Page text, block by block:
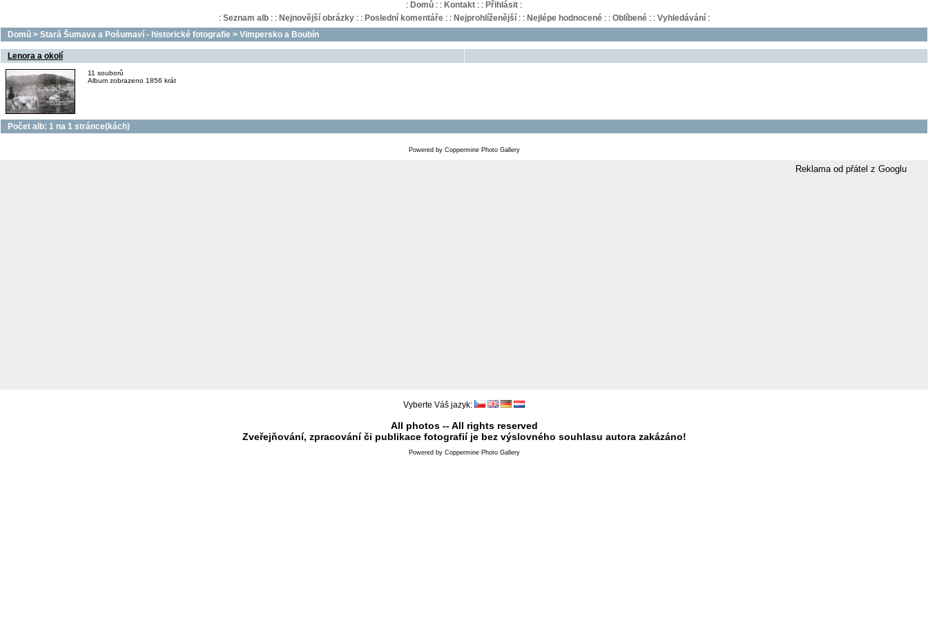
: Domů : : Kontakt : : Přihlásit :
: Seznam alb: : Nejnovější obrázky: : Poslední komentáře: : Nejprohlíženější: : Nejlépe hodnocené: : Oblíbené: : Vyhledávání:
Domů > Stará Šumava a Pošumaví - historické fotografie > Vimpersko a Boubín
Lenora a okolí
11 souborů
Album zobrazeno 1856 krát
Počet alb: 1 na 1 stránce(kách)
Powered by Coppermine Photo Gallery
Reklama od přátel z Googlu
Vyberte Váš jazyk:
All photos -- All rights reserved
Zveřejňování, zpracování či publikace fotografií je bez výslovného souhlasu autora zakázáno!
Powered by Coppermine Photo Gallery